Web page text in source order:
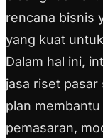
rencana bisnis
yang kuat
Dalam hal ini,
jasa riset
plan
pemasaran,